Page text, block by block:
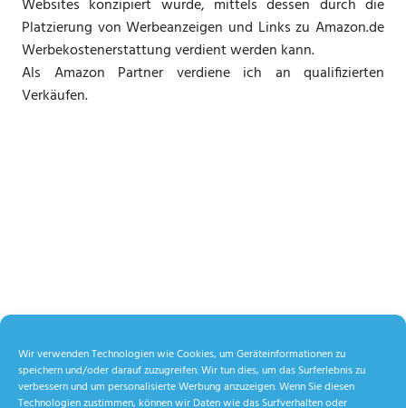
Wir verwenden Technologien wie Cookies, um Geräteinformationen zu
speichern und/oder darauf zuzugreifen. Wir tun dies, um das Surferlebnis zu
verbessern und um personalisierte Werbung anzuzeigen. Wenn Sie diesen
Technologien zustimmen, können wir Daten wie das Surfverhalten oder
Websites konzipiert wurde, mittels dessen durch die
Platzierung von Werbeanzeigen und Links zu Amazon.de
Werbekostenerstattung verdient werden kann.
Als Amazon Partner verdiene ich an qualifizierten
Verkäufen.